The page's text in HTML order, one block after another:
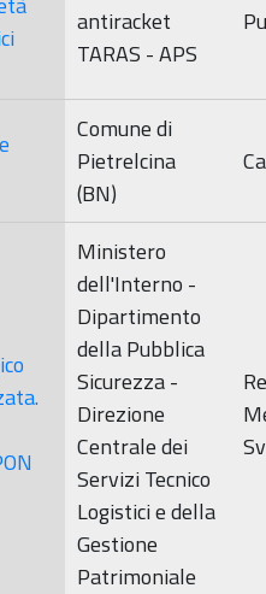
antiracket
TARAS - APS
Comune di
Pietrelcina
(BN)
Ministero
dell'Interno -
Dipartimento
della Pubblica
Sicurezza -
Direzione
Centrale dei
Servizi Tecnico
Logistici e della
Gestione
Patrimoniale